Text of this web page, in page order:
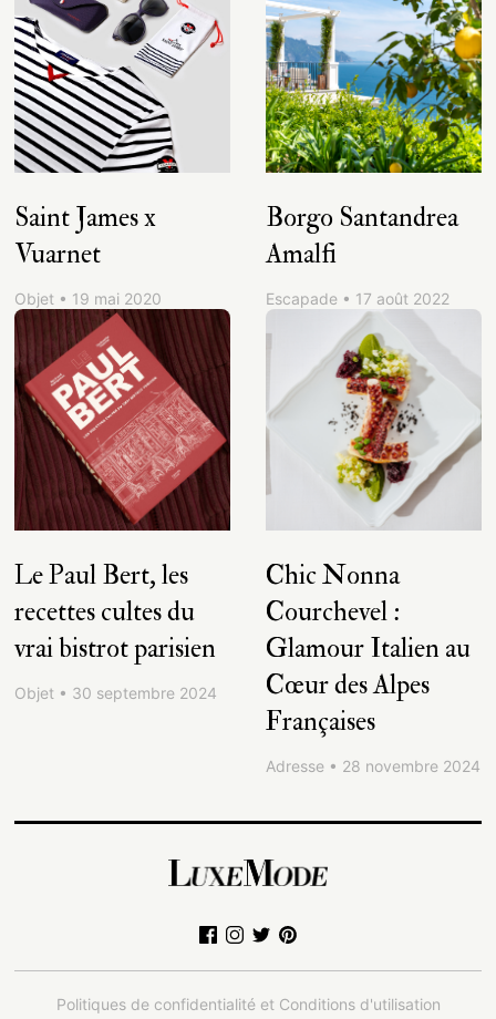
Saint James x
Vuarnet
Objet • 19 mai 2020
Borgo Santandrea
Amalfi
Escapade • 17 août 2022
Le Paul Bert, les
recettes cultes du
vrai bistrot parisien
Objet • 30 septembre 2024
Chic Nonna
Courchevel :
Glamour Italien au
Cœur des Alpes
Françaises
Adresse • 28 novembre 2024
Politiques de confidentialité et Conditions d'utilisation